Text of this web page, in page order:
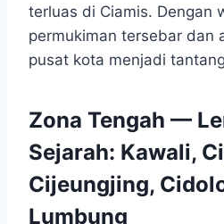
terluas di Ciamis. Dengan
permukiman tersebar dan
pusat kota menjadi
Zona Tengah —
Sejarah: Kawali,
Cijeungjing,
Lumbung